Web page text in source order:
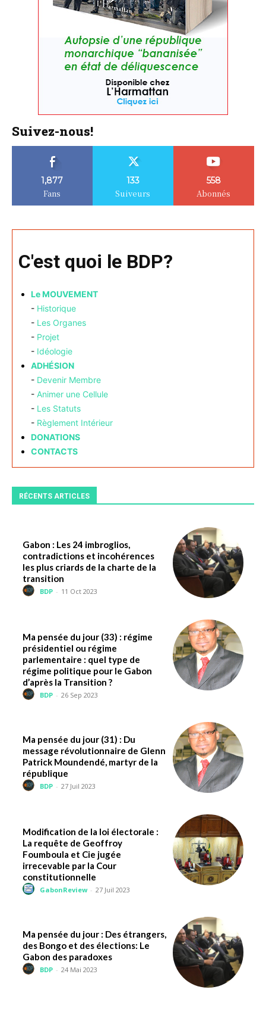
Suivez-nous!
1,877
Fans
133
Suiveurs
558
Abonnés
C'est quoi le BDP?
Le MOUVEMENT
- Historique
- Les Organes
- Projet
- Idéologie
ADHÉSION
- Devenir Membre
- Animer une Cellule
- Les Statuts
- Règlement Intérieur
DONATIONS
CONTACTS
RÉCENTS ARTICLES
Gabon : Les 24 imbroglios,
contradictions et incohérences
les plus criards de la charte de la
transition
BDP - 11 Oct 2023
Ma pensée du jour (33) : régime
présidentiel ou régime
parlementaire : quel type de
régime politique pour le Gabon
d’après la Transition ?
BDP - 26 Sep 2023
Ma pensée du jour (31) : Du
message révolutionnaire de Glenn
Patrick Moundendé, martyr de la
république
BDP - 27 Juil 2023
Modification de la loi électorale :
La requête de Geoffroy
Foumboula et Cie jugée
irrecevable par la Cour
constitutionnelle
GabonReview - 27 Juil 2023
Ma pensée du jour : Des étrangers,
des Bongo et des élections: Le
Gabon des paradoxes
BDP - 24 Mai 2023